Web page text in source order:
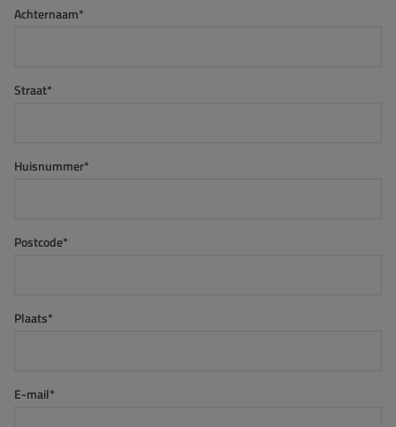
Achternaam*
Straat*
Huisnummer*
Postcode*
Plaats*
E-mail*